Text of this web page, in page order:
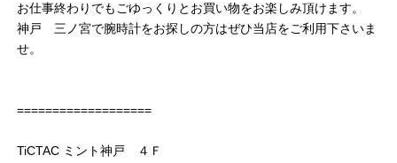
お仕事終わりでもごゆっくりとお買い物をお楽しみ頂けます。
神戸 三ノ宮で腕時計をお探しの方はぜひ当店をご利用下さいま
せ。
===================
TiCTAC ミント神戸 ４Ｆ